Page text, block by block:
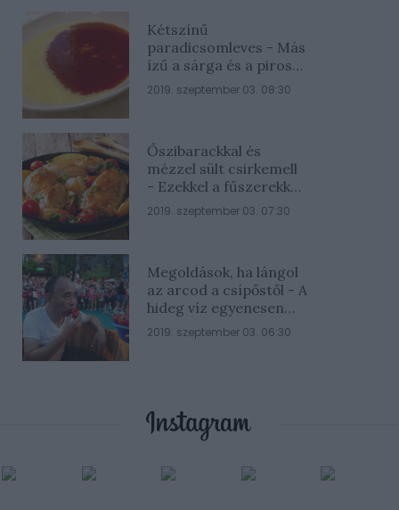
Kétszínű
paradicsomleves - Más
ízű a sárga és a piros
rész
2019. szeptember 03. 08:30
Őszibarackkal és
mézzel sült csirkemell
- Ezekkel a fűszerekkel
lesz a legfinomabb
2019. szeptember 03. 07:30
Megoldások, ha lángol
az arcod a csípőstől - A
hideg víz egyenesen
rossz ötlet
2019. szeptember 03. 06:30